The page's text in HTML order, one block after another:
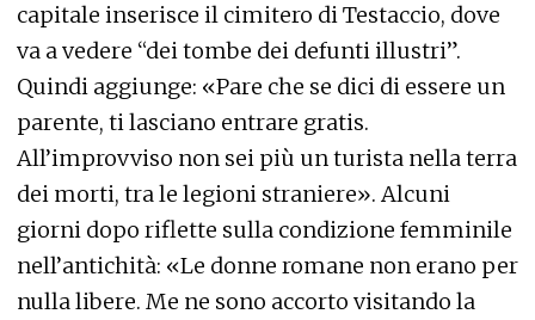
capitale inserisce il cimitero di Testaccio, dove
va a vedere “dei tombe dei defunti illustri”.
Quindi aggiunge: «Pare che se dici di essere un
parente, ti lasciano entrare gratis.
All’improvviso non sei più un turista nella terra
dei morti, tra le legioni straniere». Alcuni
giorni dopo riflette sulla condizione femminile
nell’antichità: «Le donne romane non erano per
nulla libere. Me ne sono accorto visitando la